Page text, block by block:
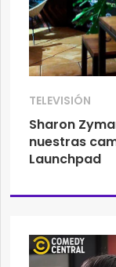
TELEVISIÓN
Sharon
nuestras
Launchpad